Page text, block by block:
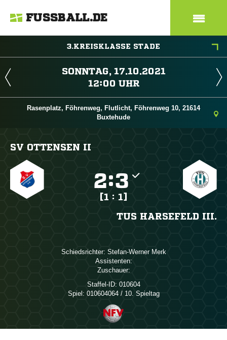
FUSSBALL.DE
3.KREISKLASSE STADE
 
 
Rasenplatz, Föhrenweg, Flutlicht, Föhrenweg 10, 21614
Buxtehude
SV OTTENSEN II
:
[1 : 1]
TUS HARSEFELD III.
Schiedsrichter:  
Assistenten:
Zuschauer:
Staffel-ID: 010604
Spiel: 010604064 / 10. Spieltag